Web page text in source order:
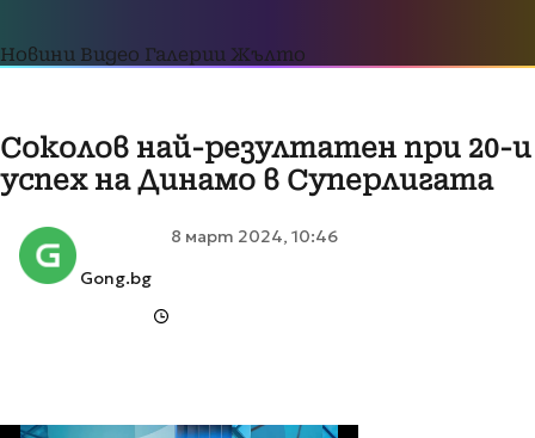
Новини Видео Галерии Жълто
Соколов най-резултатен при 20-и
успех на Динамо в Суперлигата
Gong.bg
8 март 2024, 10:46